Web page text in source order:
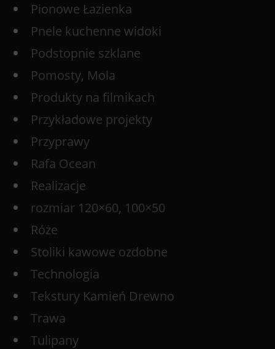
Pionowe Łazienka
Pnele kuchenne widoki
Podstopnie szklane
Pomosty, Mola
Produkty na filmikach
Przykładowe projekty
Przyprawy
Rafa Ocean
Realizacje
rozmiar 120×60, 100×50
Róże
Stoliki kawowe ozdobne
Technologia
Tekstury Kamień Drewno
Trawa
Tulipany